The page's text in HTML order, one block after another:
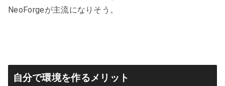
NeoForgeが主流になりそう。
自分で環境を作るメリット